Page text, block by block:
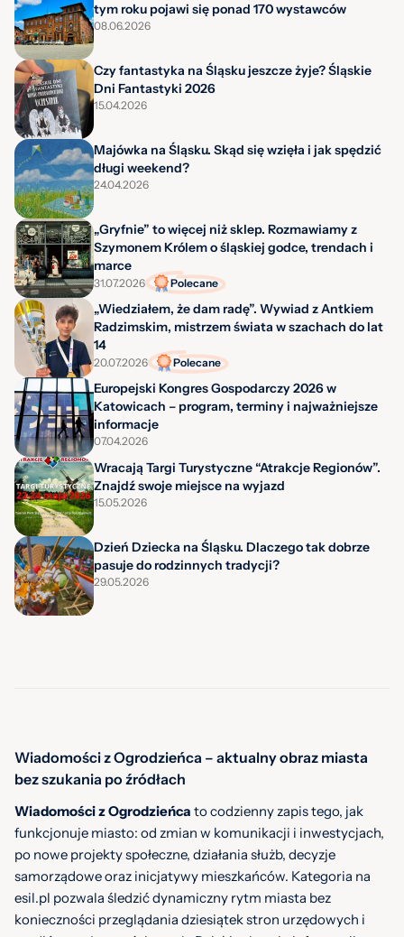
tym roku pojawi się ponad 170 wystawców
08.06.2026
Czy fantastyka na Śląsku jeszcze żyje? Śląskie
Dni Fantastyki 2026
15.04.2026
Majówka na Śląsku. Skąd się wzięła i jak spędzić
długi weekend?
24.04.2026
„Gryfnie” to więcej niż sklep. Rozmawiamy z
Szymonem Królem o śląskiej godce, trendach i
marce
31.07.2026 Polecane
„Wiedziałem, że dam radę”. Wywiad z Antkiem
Radzimskim, mistrzem świata w szachach do lat
14
20.07.2026 Polecane
Europejski Kongres Gospodarczy 2026 w
Katowicach – program, terminy i najważniejsze
informacje
07.04.2026
Wracają Targi Turystyczne “Atrakcje Regionów”.
Znajdź swoje miejsce na wyjazd
15.05.2026
Dzień Dziecka na Śląsku. Dlaczego tak dobrze
pasuje do rodzinnych tradycji?
29.05.2026
Wiadomości z Ogrodzieńca – aktualny obraz miasta
bez szukania po źródłach
Wiadomości z Ogrodzieńca to codzienny zapis tego, jak
funkcjonuje miasto: od zmian w komunikacji i inwestycjach,
po nowe projekty społeczne, działania służb, decyzje
samorządowe oraz inicjatywy mieszkańców. Kategoria na
esil.pl pozwala śledzić dynamiczny rytm miasta bez
konieczności przeglądania dziesiątek stron urzędowych i